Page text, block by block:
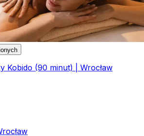
Kobido (90 minut) | Wrocław